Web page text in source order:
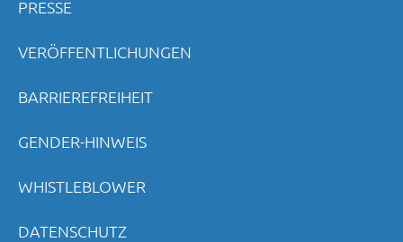
PRESSE
VERÖFFENTLICHUNGEN
BARRIEREFREIHEIT
GENDER-HINWEIS
WHISTLEBLOWER
DATENSCHUTZ